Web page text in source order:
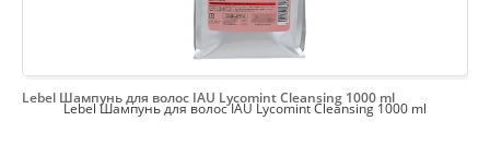
Lebel Шампунь для волос IAU Lycomint Cleansing 1000 ml
Lebel Шампунь для волос IAU Lycomint Cleansing 1000 ml